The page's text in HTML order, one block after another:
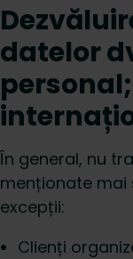
datelor
În general, nu
menționate mai
excepții:
Clienți